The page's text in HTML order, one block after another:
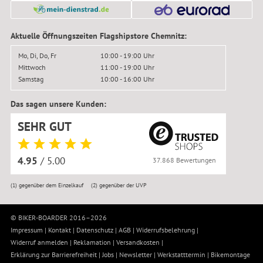
Aktuelle Öffnungszeiten Flagshipstore Chemnitz:
Mo, Di, Do, Fr
10:00 - 19:00 Uhr
Mittwoch
11:00 - 19:00 Uhr
Samstag
10:00 - 16:00 Uhr
Das sagen unsere Kunden:
SEHR GUT
4.95 / 5.00 37.868 Bewertungen
(1)gegenüber dem Einzelkauf (2) gegenüber der UVP
© BIKER-BOARDER 2016–2026
Impressum | Kontakt | Datenschutz | AGB | Widerrufsbelehrung |
Widerruf anmelden | Reklamation | Versandkosten |
Erklärung zur Barrierefreiheit |Jobs | Newsletter | Werkstatttermin | Bikemontage